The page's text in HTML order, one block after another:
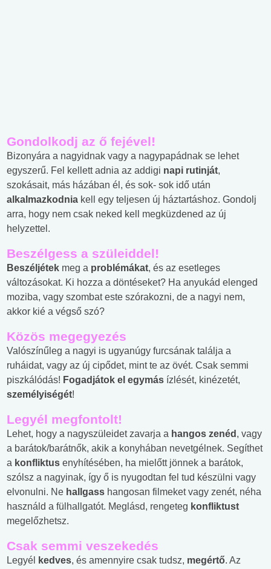
Gondolkodj az ő fejével!
Bizonyára a nagyidnak vagy a nagypapádnak se lehet
egyszerű. Fel kellett adnia az addigi napi rutinját,
szokásait, más házában él, és sok- sok idő után
alkalmazkodnia kell egy teljesen új háztartáshoz. Gondolj
arra, hogy nem csak neked kell megküzdened az új
helyzettel.
Beszélgess a szüleiddel!
Beszéljétek meg a problémákat, és az esetleges
változásokat. Ki hozza a döntéseket? Ha anyukád elenged
moziba, vagy szombat este szórakozni, de a nagyi nem,
akkor kié a végső szó?
Közös megegyezés
Valószínűleg a nagyi is ugyanúgy furcsának találja a
ruháidat, vagy az új cipődet, mint te az övét. Csak semmi
piszkálódás! Fogadjátok el egymás ízlését, kinézetét,
személyiségét!
Legyél megfontolt!
Lehet, hogy a nagyszüleidet zavarja a hangos zenéd , vagy
a barátok/barátnők, akik a konyhában nevetgélnek. Segíthet
a konfliktus enyhítésében, ha mielőtt jönnek a barátok,
szólsz a nagyinak, így ő is nyugodtan fel tud készülni vagy
elvonulni. Ne hallgass hangosan filmeket vagy zenét, néha
használd a fülhallgatót. Meglásd, rengeteg konfliktust
megelőzhetsz.
Csak semmi veszekedés
Legyél kedves, és amennyire csak tudsz, megértő. Az